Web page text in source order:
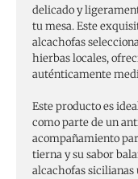
delicado y
tu mesa. Este
alcachofas
hierbas locales,
auténticamente
Este producto es
como parte de un
acompañamiento
tierna y su sabor
alcachofas